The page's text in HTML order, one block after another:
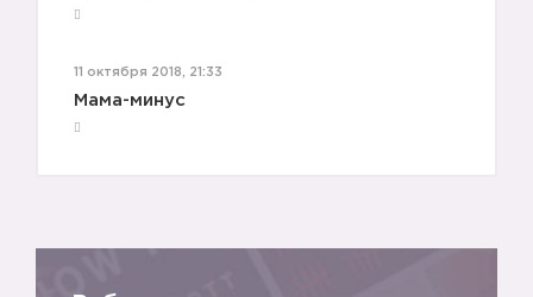
11 октября 2018, 21:33
Мама-минус